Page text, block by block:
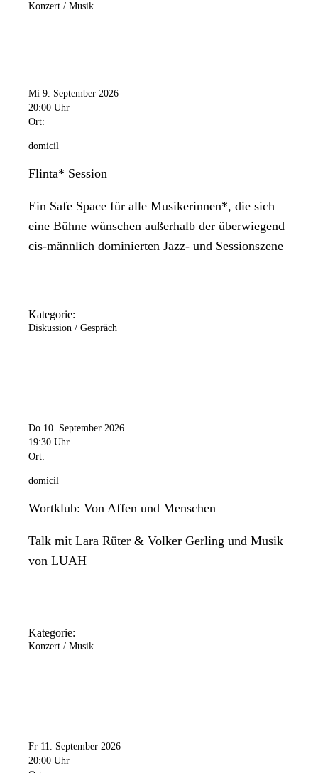
Konzert / Musik
Mi 9. September 2026
20:00 Uhr
Ort:
domicil
Flinta* Session
Ein Safe Space für alle Musikerinnen*, die sich
eine Bühne wünschen außerhalb der überwiegend
cis-männlich dominierten Jazz- und Sessionszene
Kategorie:
Diskussion / Gespräch
Do 10. September 2026
19:30 Uhr
Ort:
domicil
Wortklub: Von Affen und Menschen
Talk mit Lara Rüter & Volker Gerling und Musik
von LUAH
Kategorie:
Konzert / Musik
Fr 11. September 2026
20:00 Uhr